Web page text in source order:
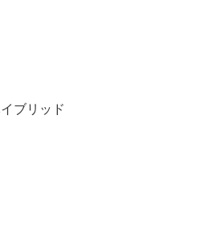
ブリッド